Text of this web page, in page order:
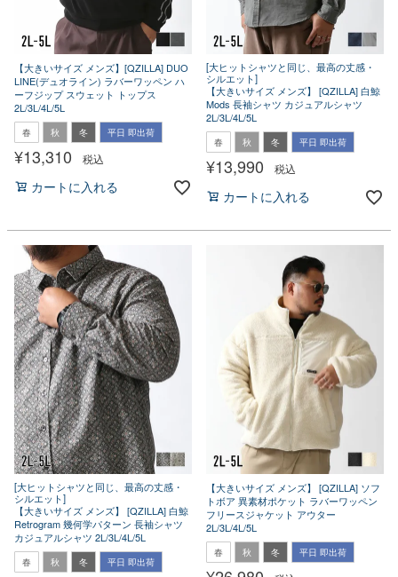
【大きいサイズ メンズ】[QZILLA] DUO
LINE(デュオライン) ラバーワッペン ハ
ーフジップ スウェット トップス
2L/3L/4L/5L
春 秋 冬 平日 即出荷
¥13,310 税込
カートに入れる
[大ヒットシャツと同じ、最高の丈感・
シルエット]
【大きいサイズ メンズ】 [QZILLA] 白鯨
Mods 長袖シャツ カジュアルシャツ
2L/3L/4L/5L
春 秋 冬 平日 即出荷
¥13,990 税込
カートに入れる
[大ヒットシャツと同じ、最高の丈感・
シルエット]
【大きいサイズ メンズ】 [QZILLA] 白鯨
Retrogram 幾何学パターン 長袖シャツ
カジュアルシャツ 2L/3L/4L/5L
春 秋 冬 平日 即出荷
【大きいサイズ メンズ】 [QZILLA] ソフ
トボア 異素材ポケット ラバーワッペン
フリースジャケット アウター
2L/3L/4L/5L
春 秋 冬 平日 即出荷